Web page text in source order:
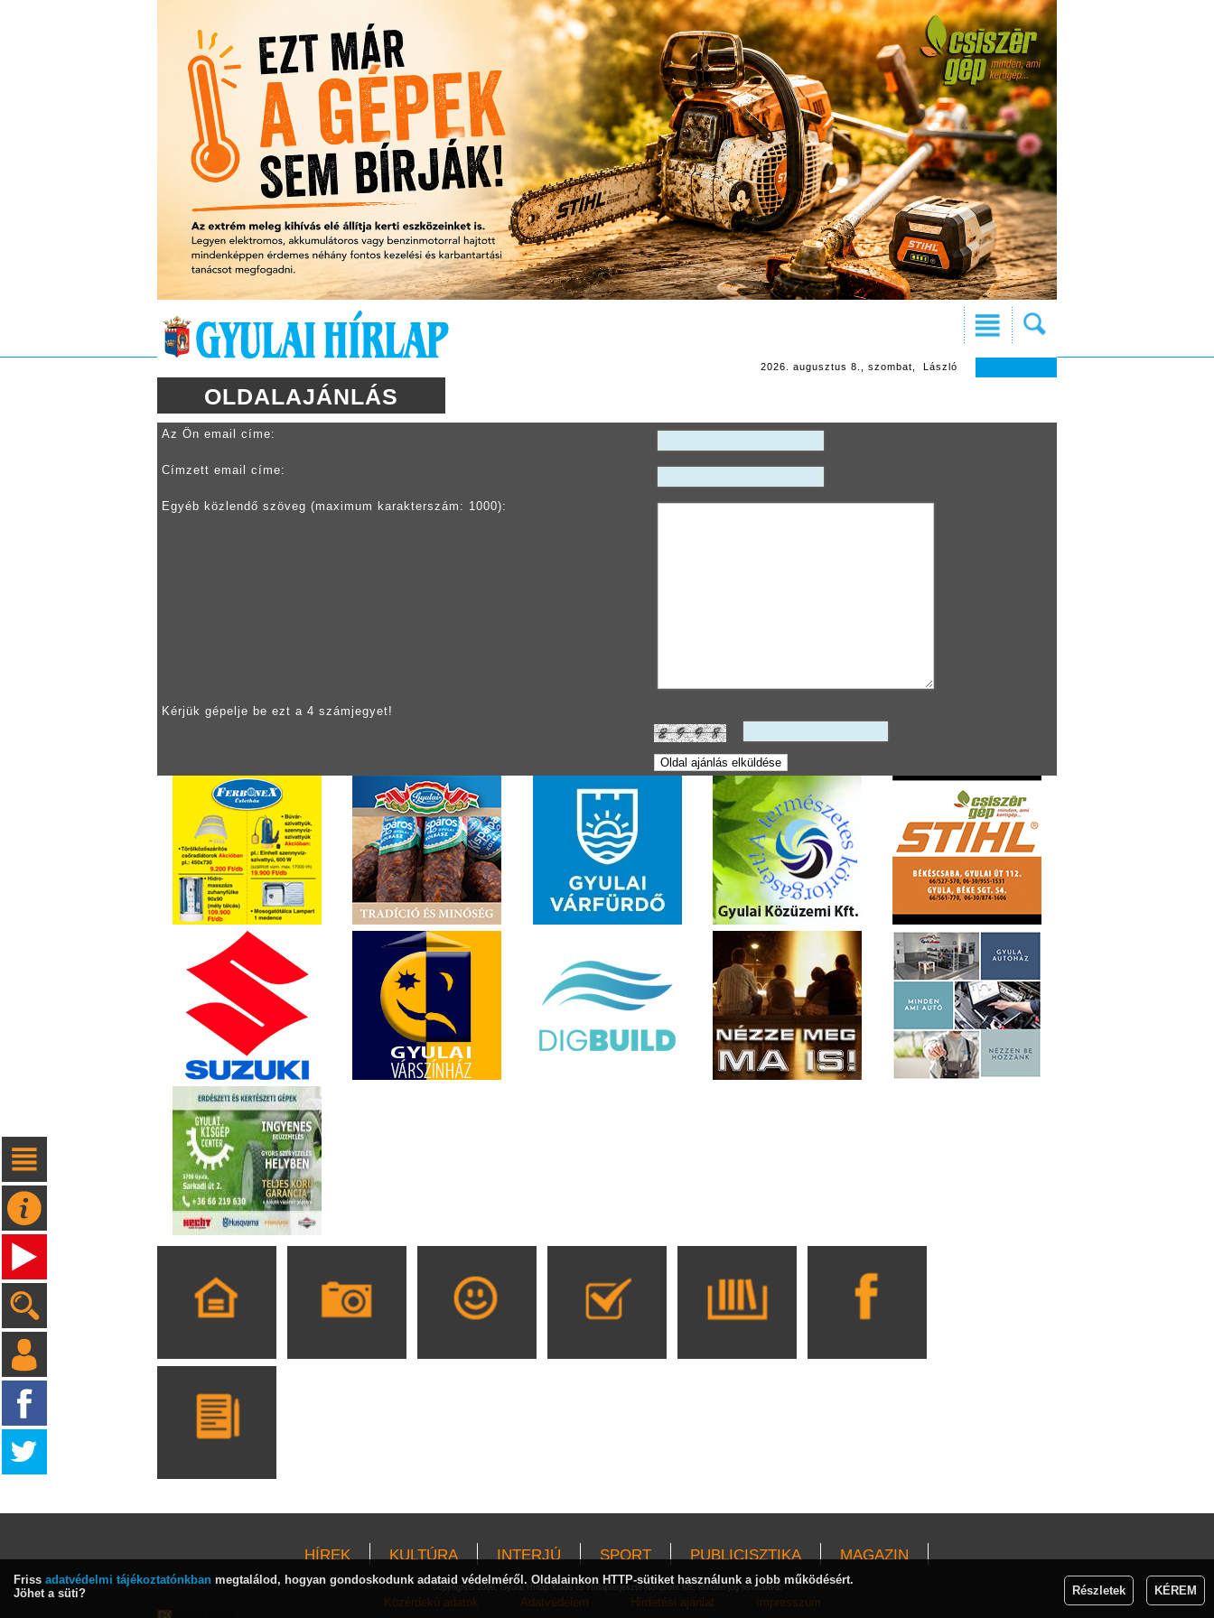
2026. augusztus 8., szombat, László
OLDALAJÁNLÁS
Az Ön email címe:
Címzett email címe:
Egyéb közlendő szöveg (maximum karakterszám: 1000):
Kérjük gépelje be ezt a 4 számjegyet!
HÍREK KULTÚRA INTERJÚ SPORT PUBLICISZTIKA MAGAZIN
Copyright© 2009, Gyulai Hírlap Kiadó és Hírlapterjesztő Nonprofit Kft. Minden jog fenntartva!
Közérdekű adatok Adatvédelem Hirdetési ajánlat Impresszum
Friss adatvédelmi tájékoztatónkban megtalálod, hogyan gondoskodunk adataid védelméről. Oldalainkon HTTP-sütiket használunk a jobb működésért.
Jöhet a süti?
Részletek KÉREM